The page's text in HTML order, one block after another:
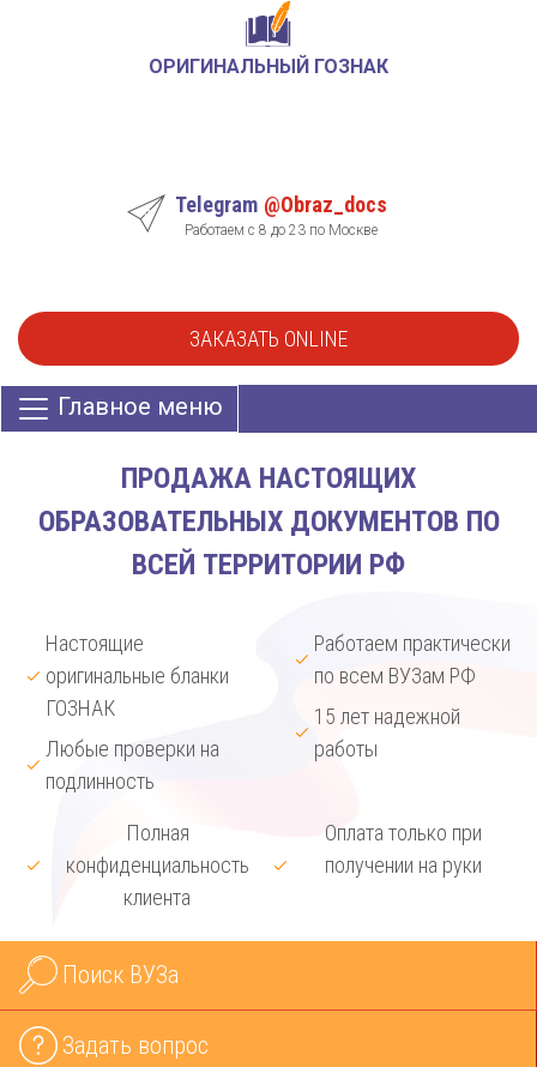
ОРИГИНАЛЬНЫЙ ГОЗНАК
Telegram @Obraz_docs
Работаем с 8 до 23 по Москве
ЗАКАЗАТЬ ONLINE
Главное меню
ПРОДАЖА НАСТОЯЩИХ
ОБРАЗОВАТЕЛЬНЫХ ДОКУМЕНТОВ ПО
ВСЕЙ ТЕРРИТОРИИ РФ
Настоящие
оригинальные бланки
ГОЗНАК
Любые проверки на
подлинность
Работаем практически
по всем ВУЗам РФ
15 лет надежной
работы
Полная
конфиденциальность
клиента
Оплата только при
получении на руки
Поиск ВУЗа
Задать вопрос